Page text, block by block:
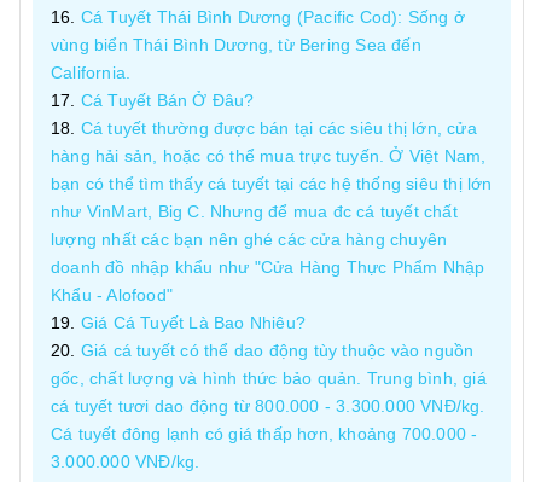
Cá Tuyết Thái Bình Dương (Pacific Cod): Sống ở
vùng biển Thái Bình Dương, từ Bering Sea đến
California.
Cá Tuyết Bán Ở Đâu?
Cá tuyết thường được bán tại các siêu thị lớn, cửa
hàng hải sản, hoặc có thể mua trực tuyến. Ở Việt Nam,
bạn có thể tìm thấy cá tuyết tại các hệ thống siêu thị lớn
như VinMart, Big C. Nhưng để mua đc cá tuyết chất
lượng nhất các bạn nên ghé các cửa hàng chuyên
doanh đồ nhập khẩu như "Cửa Hàng Thực Phẩm Nhập
Khẩu - Alofood"
Giá Cá Tuyết Là Bao Nhiêu?
Giá cá tuyết có thể dao động tùy thuộc vào nguồn
gốc, chất lượng và hình thức bảo quản. Trung bình, giá
cá tuyết tươi dao động từ 800.000 - 3.300.000 VNĐ/kg.
Cá tuyết đông lạnh có giá thấp hơn, khoảng 700.000 -
3.000.000 VNĐ/kg.